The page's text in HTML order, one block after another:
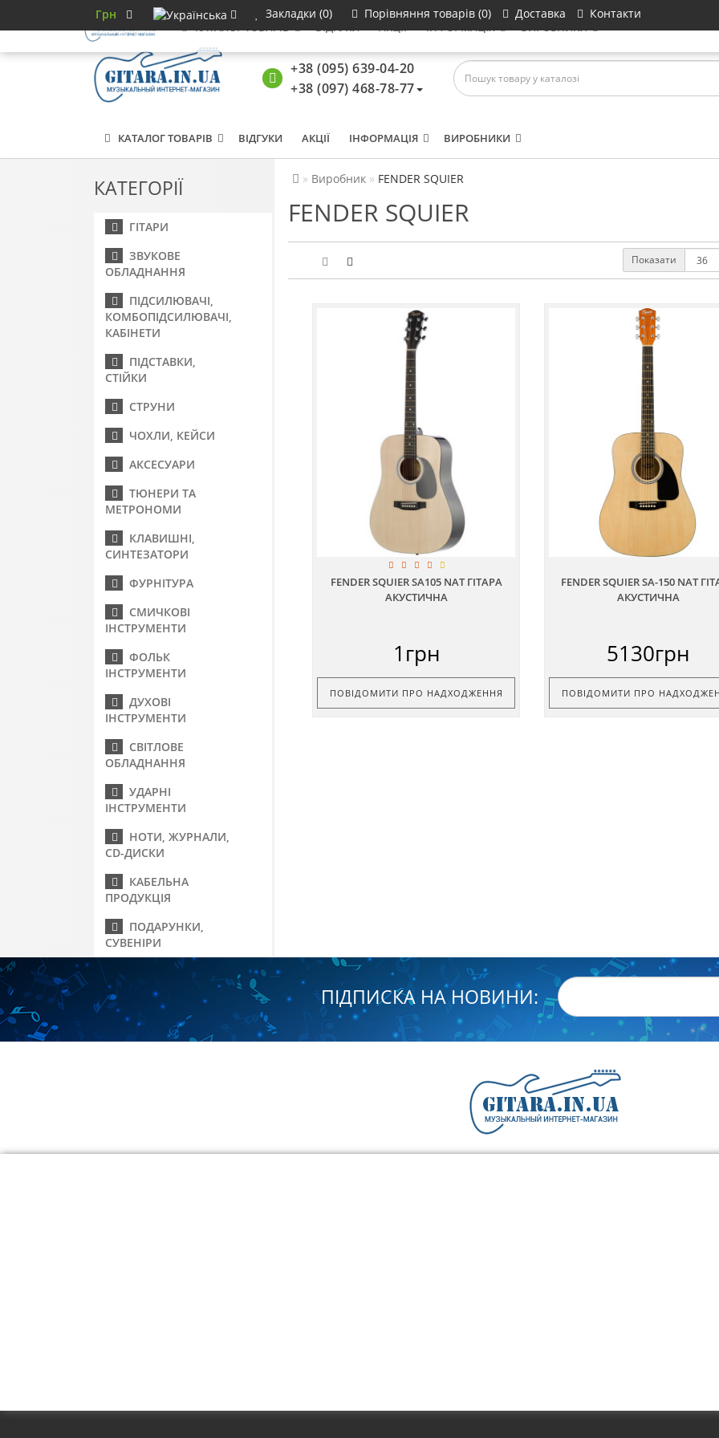
КАТАЛОГ ТОВАРІВ ВІДГУКИ АКЦІЇ ІНФОРМАЦІЯ ВИРОБНИКИ
Грн Закладки (0) Порівняння товарів (0) Доставка Контакти
+38 (095) 639-04-20
+38 (097) 468-78-77
КАТАЛОГ ТОВАРІВ ВІДГУКИ АКЦІЇ ІНФОРМАЦІЯ ВИРОБНИКИ
КАТЕГОРІЇ
ГІТАРИ
ЗВУКОВЕ
ОБЛАДНАННЯ
ПІДСИЛЮВАЧІ,
КОМБОПІДСИЛЮВАЧІ,
КАБІНЕТИ
ПІДСТАВКИ,
СТІЙКИ
СТРУНИ
ЧОХЛИ, КЕЙСИ
АКСЕСУАРИ
ТЮНЕРИ ТА
МЕТРОНОМИ
КЛАВИШНІ,
СИНТЕЗАТОРИ
ФУРНІТУРА
СМИЧКОВІ
ІНСТРУМЕНТИ
ФОЛЬК
ІНСТРУМЕНТИ
ДУХОВІ
ІНСТРУМЕНТИ
СВІТЛОВЕ
ОБЛАДНАННЯ
УДАРНІ
ІНСТРУМЕНТИ
НОТИ, ЖУРНАЛИ,
CD-ДИСКИ
КАБЕЛЬНА
ПРОДУКЦІЯ
ПОДАРУНКИ,
СУВЕНІРИ
Виробник FENDER SQUIER
FENDER SQUIER
Показати
FENDER SQUIER SA105 NAТ ГІТАРА
АКУСТИЧНА
1грн
ПОВІДОМИТИ ПРО НАДХОДЖЕННЯ
FENDER SQUIER SA-150 NAT
АКУСТИЧНА
5130грн
ПОВІДОМИТИ ПРО
ПІДПИСКА НА НОВИНИ: